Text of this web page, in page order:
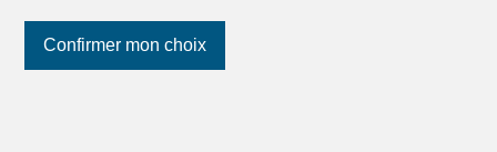
Confirmer mon choix